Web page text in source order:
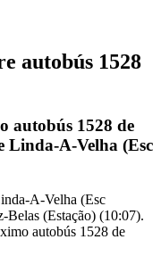
autobús 1528
autobús 1528 de
Linda-A-Velha (Esc
A-Velha (Esc
Belas (Estação) (10:07).
autobús 1528 de